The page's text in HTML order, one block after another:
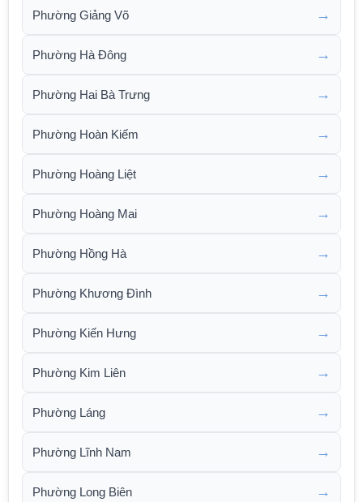
Phường Giảng Võ →
Phường Hà Đông →
Phường Hai Bà Trưng →
Phường Hoàn Kiếm →
Phường Hoàng Liệt →
Phường Hoàng Mai →
Phường Hồng Hà →
Phường Khương Đình →
Phường Kiến Hưng →
Phường Kim Liên →
Phường Láng →
Phường Lĩnh Nam →
Phường Long Biên →